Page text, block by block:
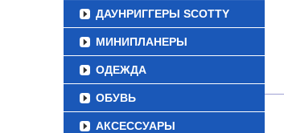
ДАУНРИГГЕРЫ SCOTTY
МИНИПЛАНЕРЫ
ОДЕЖДА
ОБУВЬ
АКСЕССУАРЫ